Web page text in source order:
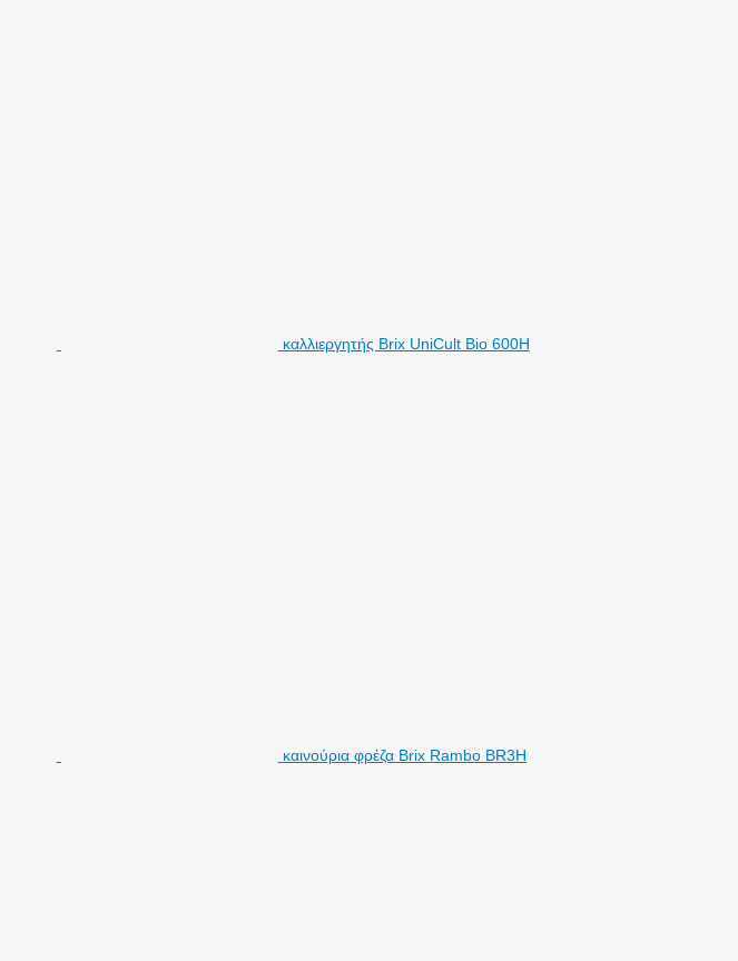
καλλιεργητής Brix UniCult Bio 600H
καινούρια φρέζα Brix Rambo BR3H